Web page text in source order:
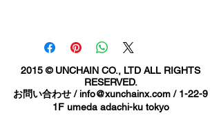
け感のない、
くもかぶれるシルエットです。
2015 © UNCHAIN CO., LTD ALL RIGHTS
RESERVED.
お問い合わせ / info@xunchainx.com / 1-22-9
1F umeda adachi-ku tokyo